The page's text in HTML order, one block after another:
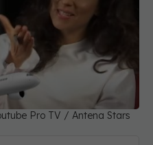
Pro TV / Antena Stars